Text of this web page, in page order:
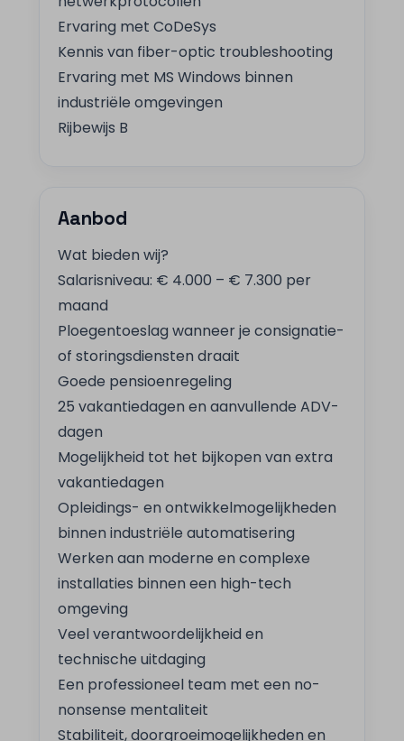
Ervaring met CoDeSys
Kennis van fiber-optic troubleshooting
Ervaring met MS Windows binnen
industriële omgevingen
Rijbewijs B
Aanbod
Wat bieden wij?
Salarisniveau: € 4.000 – € 7.300 per
maand
Ploegentoeslag wanneer je consignatie-
of storingsdiensten draait
Goede pensioenregeling
25 vakantiedagen en aanvullende ADV-
dagen
Mogelijkheid tot het bijkopen van extra
vakantiedagen
Opleidings- en ontwikkelmogelijkheden
binnen industriële automatisering
Werken aan moderne en complexe
installaties binnen een high-tech
omgeving
Veel verantwoordelijkheid en
technische uitdaging
Een professioneel team met een no-
nonsense mentaliteit
Stabiliteit, doorgroeimogelijkheden en